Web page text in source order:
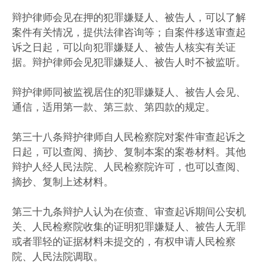
辩护律师会见在押的犯罪嫌疑人、被告人，可以了解
案件有关情况，提供法律咨询等；自案件移送审查起
诉之日起，可以向犯罪嫌疑人、被告人核实有关证
据。辩护律师会见犯罪嫌疑人、被告人时不被监听。
辩护律师同被监视居住的犯罪嫌疑人、被告人会见、
通信，适用第一款、第三款、第四款的规定。
第三十八条辩护律师自人民检察院对案件审查起诉之
日起，可以查阅、摘抄、复制本案的案卷材料。其他
辩护人经人民法院、人民检察院许可，也可以查阅、
摘抄、复制上述材料。
第三十九条辩护人认为在侦查、审查起诉期间公安机
关、人民检察院收集的证明犯罪嫌疑人、被告人无罪
或者罪轻的证据材料未提交的，有权申请人民检察
院、人民法院调取。